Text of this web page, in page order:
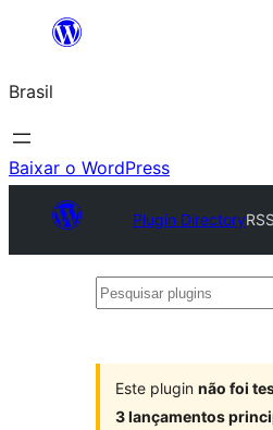
o
conteúdo
Brasil
Baixar o WordPress
Plugin Directory
Pesquisar
Este plugin não foi
3 lançamentos